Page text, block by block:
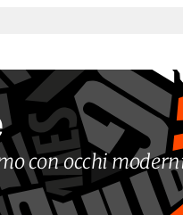
con occhi